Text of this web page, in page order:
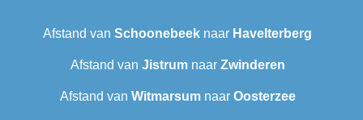
Afstand van Schoonebeek naar Havelterberg
Afstand van Jistrumnaar Zwinderen
Afstand van Witmarsumnaar Oosterzee